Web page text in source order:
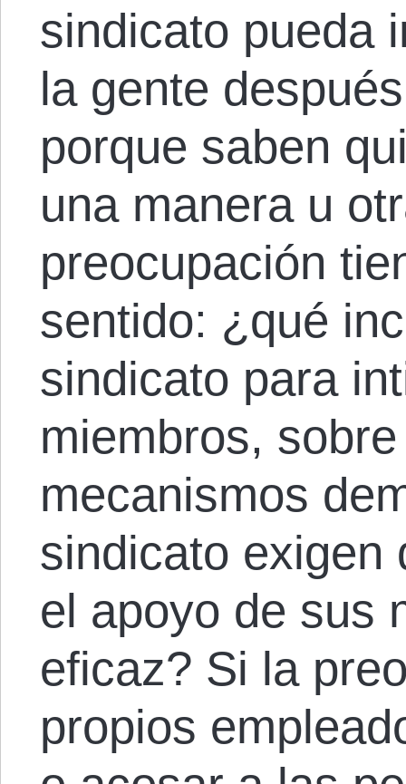
sindicato pueda
la gente
porque saben
una manera u
preocupación
sentido: ¿qué
sindicato para
miembros,
mecanismos
sindicato exigen
el apoyo de sus
eficaz? Si la
propios